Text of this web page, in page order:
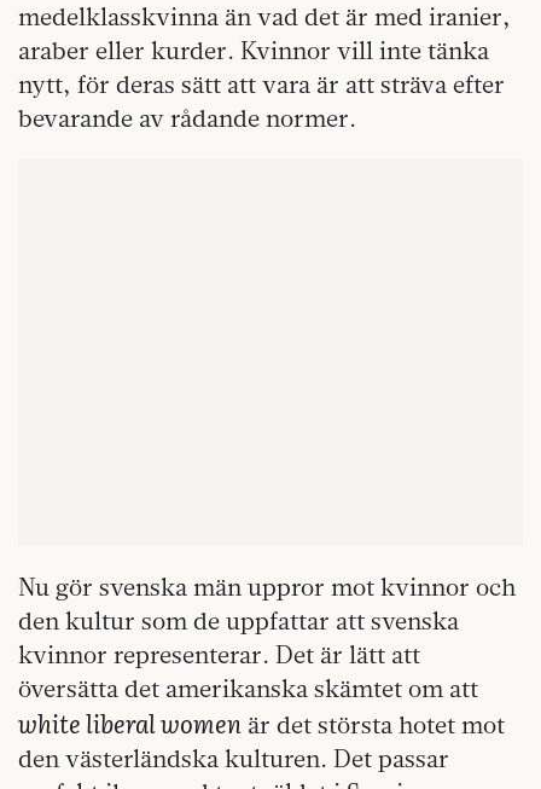
medelklasskvinna än vad det är med iranier,
araber eller kurder. Kvinnor vill inte tänka
nytt, för deras sätt att vara är att sträva efter
bevarande av rådande normer.
Nu gör svenska män uppror mot kvinnor och
den kultur som de uppfattar att svenska
kvinnor representerar. Det är lätt att
översätta det amerikanska skämtet om att
white liberal women är det största hotet mot
den västerländska kulturen. Det passar